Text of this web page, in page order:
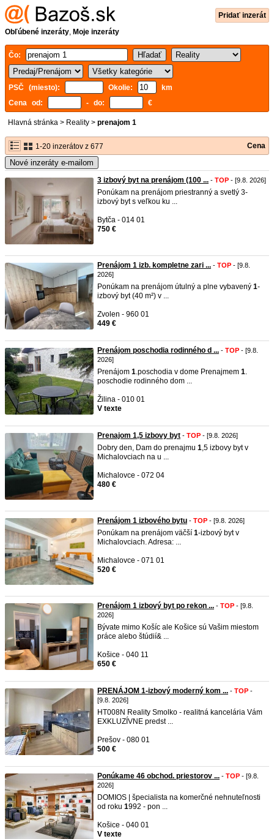
Pridať inzerát
Obľúbené inzeráty, Moje inzeráty
Čo:
PSČ (miesto): Okolie:
km
Cena od:
- do: €
Hlavná stránka > Reality > prenajom 1
1-20 inzerátov z 677 Cena
Nové inzeráty e-mailom
3 izbový byt na prenájom (100 ... - TOP - [9.8. 2026]
Ponúkam na prenájom priestranný a svetlý 3-
izbový byt s veľkou ku ...
Bytča - 014 01
750 €
Prenájom 1 izb. kompletne zari ... - TOP - [9.8.
2026]
Ponúkam na prenájom útulný a plne vybavený 1-
izbový byt (40 m²) v ...
Zvolen - 960 01
449 €
Prenájom poschodia rodinného d ... - TOP - [9.8.
2026]
Prenájom 1.poschodia v dome Prenajmem 1.
poschodie rodinného dom ...
Žilina - 010 01
V texte
Prenajom 1,5 izbovy byt - TOP - [9.8. 2026]
Dobry den, Dam do prenajmu 1,5 izbovy byt v
Michalovciach na u ...
Michalovce - 072 04
480 €
Prenájom 1 izbového bytu - TOP - [9.8. 2026]
Ponúkam na prenájom väčší 1-izbový byt v
Michalovciach. Adresa: ...
Michalovce - 071 01
520 €
Prenájom 1 izbový byt po rekon ... - TOP - [9.8.
2026]
Bývate mimo Košíc ale Košice sú Vašim miestom
práce alebo štúdií& ...
Košice - 040 11
650 €
PRENÁJOM 1-izbový moderný kom ... - TOP -
[9.8. 2026]
HT008N Reality Smolko - realitná kancelária Vám
EXKLUZÍVNE predst ...
Prešov - 080 01
500 €
Ponúkame 46 obchod. priestorov ... - TOP - [9.8.
2026]
DOMIOS | špecialista na komerčné nehnuteľnosti
od roku 1992 - pon ...
Košice - 040 01
V texte